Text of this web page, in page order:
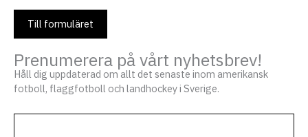
Till formuläret
Prenumerera på vårt nyhetsbrev!
Håll dig uppdaterad om allt det senaste inom amerikansk
fotboll, flaggfotboll och landhockey i Sverige.